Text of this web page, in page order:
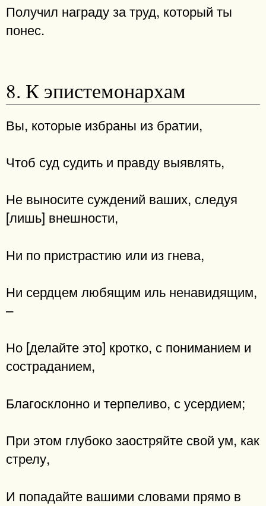
Получил награду за труд, который ты
понес.
8. К эпистемонархам
Вы, которые избраны из братии,
Чтоб суд судить и правду выявлять,
Не выносите суждений ваших, следуя
[лишь] внешности,
Ни по пристрастию или из гнева,
Ни сердцем любящим иль ненавидящим,
–
Но [делайте это] кротко, с пониманием и
состраданием,
Благосклонно и терпеливо, с усердием;
При этом глубоко заостряйте свой ум, как
стрелу,
И попадайте вашими словами прямо в